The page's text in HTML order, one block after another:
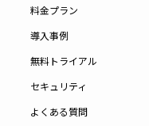
料金プラン
導入事例
無料トライアル
セキュリティ
よくある質問